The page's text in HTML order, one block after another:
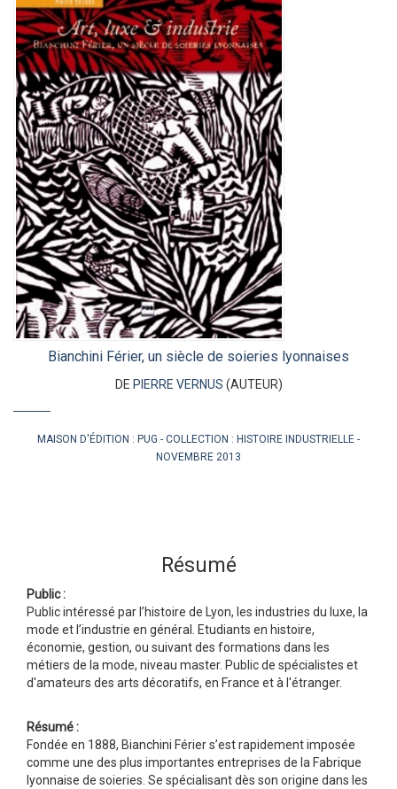
Bianchini Férier, un siècle de soieries lyonnaises
DE PIERRE VERNUS (AUTEUR)
MAISON D'ÉDITION : PUG COLLECTION : HISTOIRE INDUSTRIELLE
NOVEMBRE 2013
Résumé
Public :
Public intéressé par l’histoire de Lyon, les industries du luxe, la
mode et l’industrie en général. Etudiants en histoire,
économie, gestion, ou suivant des formations dans les
métiers de la mode, niveau master. Public de spécialistes et
d'amateurs des arts décoratifs, en France et à l'étranger.
Résumé :
Fondée en 1888, Bianchini Férier s’est rapidement imposée
comme une des plus importantes entreprises de la Fabrique
lyonnaise de soieries. Se spécialisant dès son origine dans les